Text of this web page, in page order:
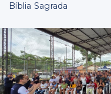
Bíblia Sagrada